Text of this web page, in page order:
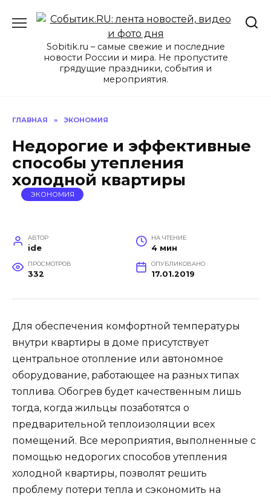
Sobitik.ru – самые свежие и последние
новости России и мира. Не пропустите
грядущие праздники, события и
мероприятия.
ГЛАВНАЯ » ЭКОНОМИЯ
Недорогие и эффективные
способы утепления
холодной квартиры
ЭКОНОМИЯ
АВТОР
ide
НА ЧТЕНИЕ
4 мин
ПРОСМОТРОВ
332
ОПУБЛИКОВАНО
17.01.2019
Для обеспечения комфортной температуры
внутри квартиры в доме присутствует
центральное отопление или автономное
оборудование, работающее на разных типах
топлива. Обогрев будет качественным лишь
тогда, когда жильцы позаботятся о
предварительной теплоизоляции всех
помещений. Все мероприятия, выполненные с
помощью недорогих способов утепления
холодной квартиры, позволят решить
проблему потери тепла и сэкономить на